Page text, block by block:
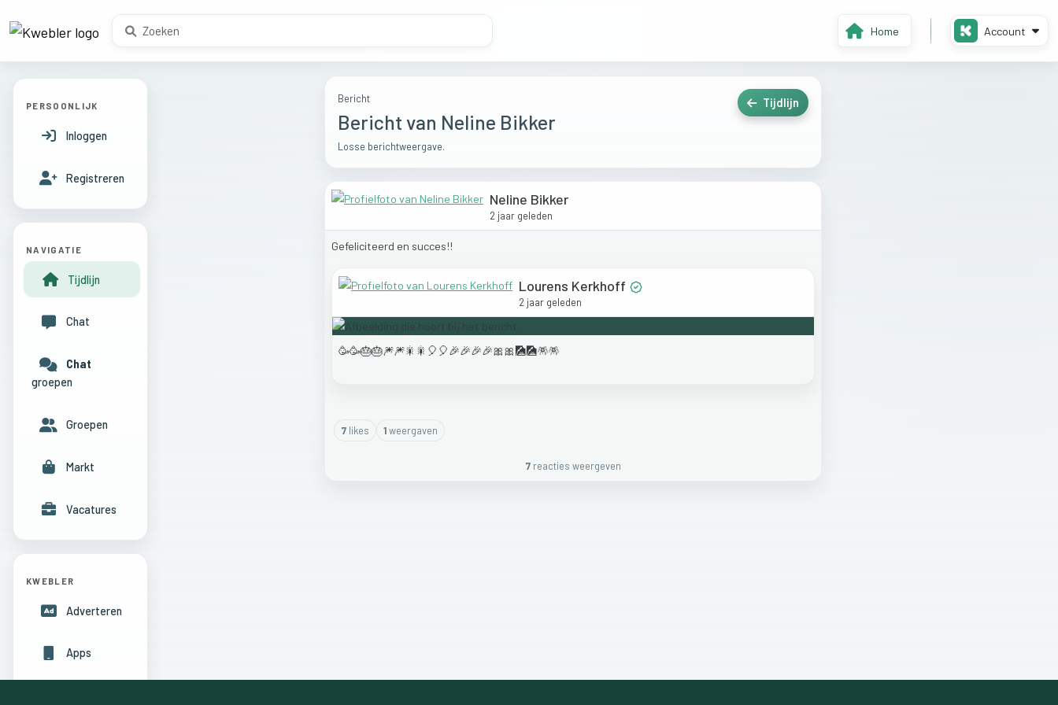
Home Account
Bericht
Bericht van Neline Bikker
Losse berichtweergave.
Tijdlijn
Neline Bikker
2 jaar geleden
Gefeliciteerd en succes!!
Lourens Kerkhoff
2 jaar geleden
🥳🥳🎂🎂🎆🎆🎇🎇🎈🎈🎉🎉🎉🎉🎀🎀🎑🎑🪅🪅
7likes 1weergaven
7reacties weergeven
PERSOONLIJK
Inloggen
Registreren
NAVIGATIE
Tijdlijn
Chat
Chat
groepen
Groepen
Markt
Vacatures
KWEBLER
Adverteren
Apps